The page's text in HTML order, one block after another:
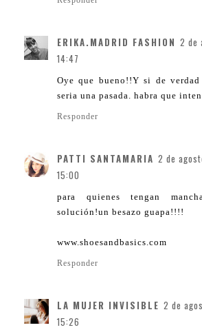
ERIKA.MADRID FASHION 2 de
14:47
Oye que bueno!!Y si de
seria una pasada. habra que
Responder
PATTI SANTAMARIA 2 de
15:00
para quienes tengan
solución!un besazo guapa!!!!
www.shoesandbasics.com
Responder
LA MUJER INVISIBLE 2 de
15:26